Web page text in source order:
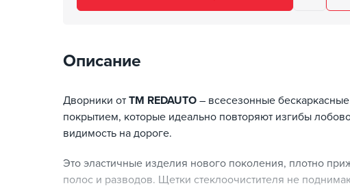
Описание
Дворники от TM REDAUTO – всесезонные
покрытием, которые идеально повторяют изгибы
видимость на дороге.
Это эластичные изделия нового поколения, плотно
полос и разводов. Щетки стеклоочистителя не